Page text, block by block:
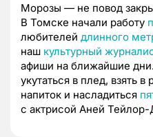
Морозы — не повод
В Томске начали работу
любителей длинного
наш культурный
афиши на ближайшие
укутаться в плед, взять
напиток и насладиться
с актрисой Аней